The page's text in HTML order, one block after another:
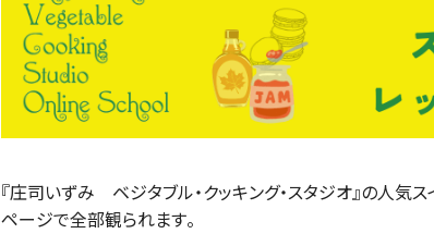
『庄司いずみ ベジタブル・クッキング・スタジオ』の人気
ページで全部観られます。